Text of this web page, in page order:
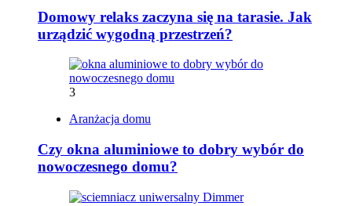
Domowy relaks zaczyna się na tarasie. Jak
urządzić wygodną przestrzeń?
3
Aranżacja domu
Czy okna aluminiowe to dobry wybór do
nowoczesnego domu?